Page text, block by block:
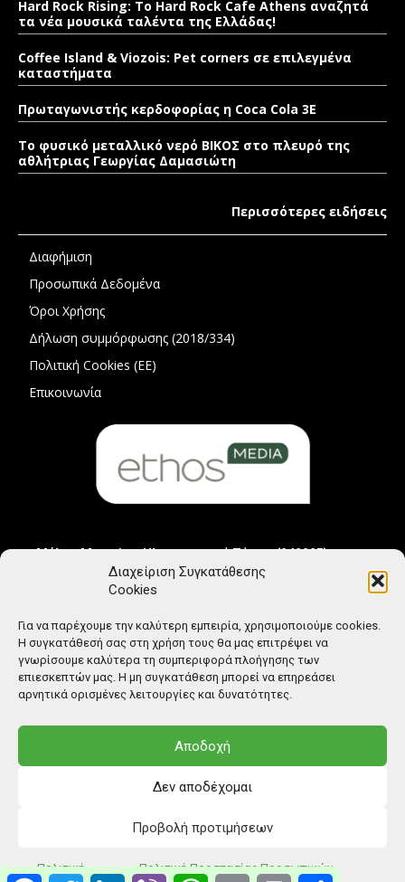
Διαχείριση Συγκατάθεσης
Cookies
Για να παρέχουμε την καλύτερη εμπειρία, χρησιμοποιούμε cookies.
Η συγκατάθεσή σας στη χρήση τους θα μας επιτρέψει να
γνωρίσουμε καλύτερα τη συμπεριφορά πλοήγησης των
επιεσκεπτών μας. Η μη συγκατάθεση μπορεί να επηρεάσει
αρνητικά ορισμένες λειτουργίες και δυνατότητες.
Αποδοχή
Δεν αποδέχομαι
Προβολή προτιμήσεων
Πολιτική Πολιτική Προστασίας Προσωπικών
Hard Rock Rising: Το Hard Rock Cafe Athens αναζητά
τα νέα μουσικά ταλέντα της Ελλάδας!
Coffee Island & Viozois: Pet corners σε επιλεγμένα
καταστήματα
Πρωταγωνιστής κερδοφορίας η Coca Cola 3E
Το φυσικό μεταλλικό νερό ΒΙΚΟΣ στο πλευρό της
αθλήτριας Γεωργίας Δαμασιώτη
Περισσότερες ειδήσεις
Διαφήμιση
Προσωπικά Δεδομένα
Όροι Χρήσης
Δήλωση συμμόρφωσης (2018/334)
Πολιτική Cookies (ΕΕ)
Επικοινωνία
Μέλος Μητρώου Ηλεκτρονικού Τύπου (242225)
© Copyright: Ethos Media S.A.